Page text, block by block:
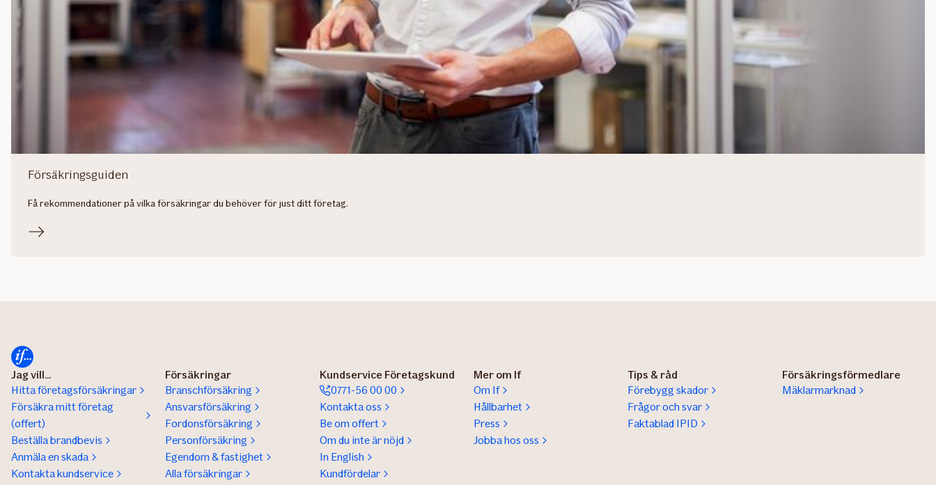
Försäkringsguiden
Få rekommendationer på vilka försäkringar du behöver för just ditt företag.
Jag vill...
Hitta företagsförsäkringar
Försäkra mitt företag
(offert)
Beställa brandbevis
Anmäla en skada
Kontakta kundservice
Försäkringar
Branschförsäkring
Ansvarsförsäkring
Fordonsförsäkring
Personförsäkring
Egendom & fastighet
Alla försäkringar
Kundservice Företagskund
0771-56 00 00
Kontakta oss
Be om offert
Om du inte är nöjd
In English
Kundfördelar
Mer om If
Om If
Hållbarhet
Press
Jobba hos oss
Tips & råd
Förebygg skador
Frågor och svar
Faktablad IPID
Försäkringsförmedlare
Mäklarmarknad